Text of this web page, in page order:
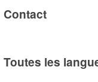
Contact
Toutes les